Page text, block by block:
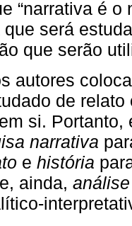
“narrativa é
será
que serão
autores
de
si.
narrativa
e história
ainda,